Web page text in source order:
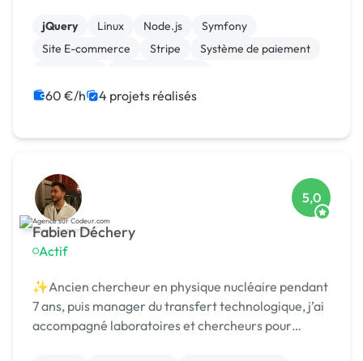
jQuery Linux Node.js
Symfony
Site E-commerce
Stripe
Système de paiement
Installation de Script
60 €/h 4 projets réalisés
Fabien Déchery
Actif
5,0
✨Ancien chercheur en physique nucléaire pendant
7 ans, puis manager du transfert technologique, j’ai
accompagné laboratoires et chercheurs pour